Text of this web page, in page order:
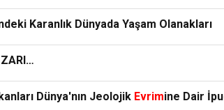
Karanlık Dünyada Yaşam Olanakları
Dünya'nın Jeolojik Evrimine Dair